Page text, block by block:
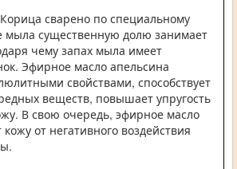
сварено по специальному
мыла существенную долю занимает
чему запах мыла имеет
Эфирное масло апельсина
свойствами, способствует
веществ, повышает упругость
В свою очередь, эфирное масло
от негативного воздействия